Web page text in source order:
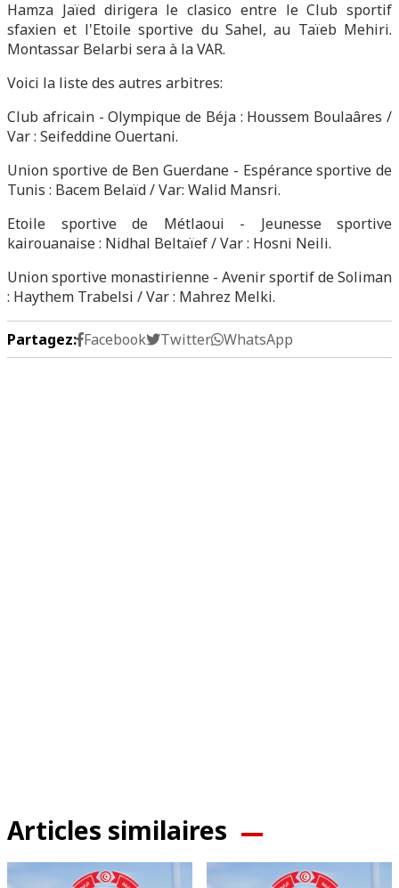
Hamza Jaïed dirigera le clasico entre le Club sportif
sfaxien et l'Etoile sportive du Sahel, au Taïeb Mehiri.
Montassar Belarbi sera à la VAR.
Voici la liste des autres arbitres:
Club africain - Olympique de Béja : Houssem Boulaâres /
Var : Seifeddine Ouertani.
Union sportive de Ben Guerdane - Espérance sportive de
Tunis : Bacem Belaïd / Var: Walid Mansri.
Etoile sportive de Métlaoui - Jeunesse sportive
kairouanaise : Nidhal Beltaïef / Var : Hosni Neili.
Union sportive monastirienne - Avenir sportif de Soliman
: Haythem Trabelsi / Var : Mahrez Melki.
Partagez: Facebook Twitter WhatsApp
Articles similaires